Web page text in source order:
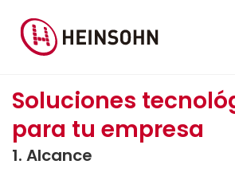
Soluciones
para tu empresa
1. Alcance